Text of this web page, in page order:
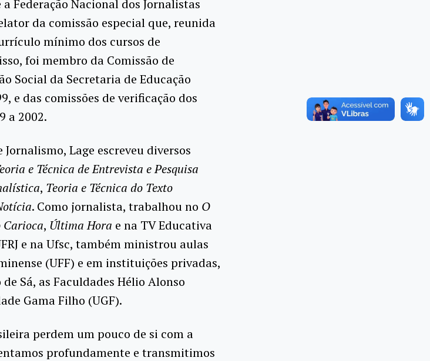
a Federação Nacional dos Jornalistas
da comissão especial que, reunida
mínimo dos cursos de
foi membro da Comissão de
Social da Secretaria de Educação
e das comissões de verificação dos
a 2002.
Lage escreveu diversos
e Técnica de Entrevista e Pesquisa
, Teoria e Técnica do Texto
. Como jornalista, trabalhou no O
, Última Hora e na TV Educativa
e na Ufsc, também ministrou aulas
(UFF) e em instituições privadas,
Sá, as Faculdades Hélio Alonso
Gama Filho (UGF).
perdem um pouco de si com a
profundamente e transmitimos